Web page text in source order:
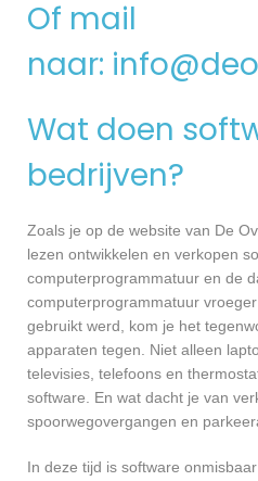
Of mail
naar:
Wat doen
bedrijven?
Zoals je op de website van De
lezen ontwikkelen en verkopen
computerprogrammatuur en de
computerprogrammatuur
gebruikt werd, kom je het
apparaten tegen. Niet alleen
televisies, telefoons en
software. En wat dacht je van
spoorwegovergangen en
In deze tijd is software